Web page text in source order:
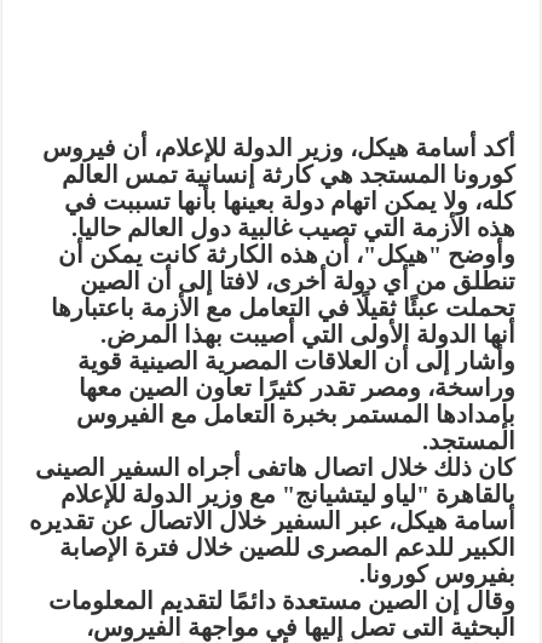
أكد أسامة هيكل، وزير الدولة للإعلام، أن فيروس
كورونا المستجد هي كارثة إنسانية تمس العالم
كله، ولا يمكن اتهام دولة بعينها بأنها تسببت في
هذه الأزمة التي تصيب غالبية دول العالم حاليا.
وأوضح "هيكل"، أن هذه الكارثة كانت يمكن أن
تنطلق من أي دولة أخرى، لافتا إلى أن الصين
تحملت عبئًا ثقيلًا في التعامل مع الأزمة باعتبارها
أنها الدولة الأولى التي أصيبت بهذا المرض.
وأشار إلى أن العلاقات المصرية الصينية قوية
وراسخة، ومصر تقدر كثيرًا تعاون الصين معها
بإمدادها المستمر بخبرة التعامل مع الفيروس
المستجد.
كان ذلك خلال اتصال هاتفى أجراه السفير الصينى
بالقاهرة "لياو ليتشيانج" مع وزير الدولة للإعلام
أسامة هيكل، عبر السفير خلال الاتصال عن تقديره
الكبير للدعم المصرى للصين خلال فترة الإصابة
بفيروس كورونا.
وقال إن الصين مستعدة دائمًا لتقديم المعلومات
البحثية التى تصل إليها في مواجهة الفيروس،